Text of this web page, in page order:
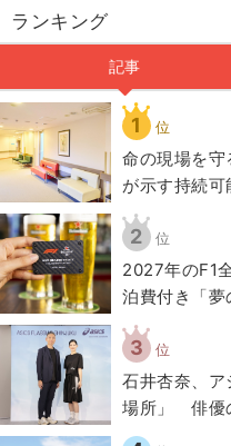
ランキング
記事
1 位
命の現場を守
が示す持続可
2 位
2027年のF1
泊費付き「夢
3 位
石井杏奈、ア
場所」 俳優